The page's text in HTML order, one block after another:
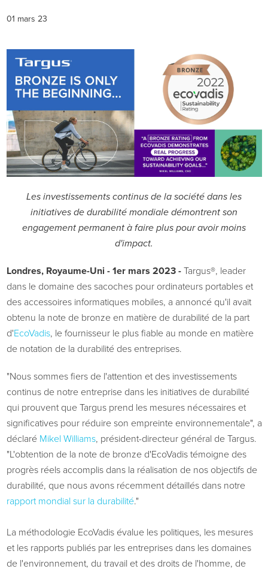
01 mars 23
Les investissements continus de la société dans les
initiatives de durabilité mondiale démontrent son
engagement permanent à faire plus pour avoir moins
d'impact.
Londres, Royaume-Uni - 1er mars 2023 - Targus®, leader
dans le domaine des sacoches pour ordinateurs portables et
des accessoires informatiques mobiles, a annoncé qu'il avait
obtenu la note de bronze en matière de durabilité de la part
d'EcoVadis, le fournisseur le plus fiable au monde en matière
de notation de la durabilité des entreprises.
"Nous sommes fiers de l'attention et des investissements
continus de notre entreprise dans les initiatives de durabilité
qui prouvent que Targus prend les mesures nécessaires et
significatives pour réduire son empreinte environnementale", a
déclaré Mikel Williams, président-directeur général de Targus.
"L'obtention de la note de bronze d'EcoVadis témoigne des
progrès réels accomplis dans la réalisation de nos objectifs de
durabilité, que nous avons récemment détaillés dans notre
rapport mondial sur la durabilité."
La méthodologie EcoVadis évalue les politiques, les mesures
et les rapports publiés par les entreprises dans les domaines
de l'environnement, du travail et des droits de l'homme, de